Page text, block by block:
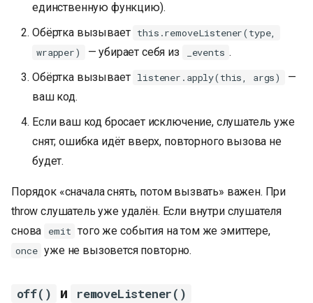
единственную функцию).
Обёртка вызывает this.removeListener(type,
wrapper)
— убирает себя из _events .
Обёртка вызывает listener.apply(this, args)
—
ваш код.
Если ваш код бросает исключение, слушатель уже
снят; ошибка идёт вверх, повторного вызова не
будет.
Порядок «сначала снять, потом вызвать» важен. При
throw слушатель уже удалён. Если внутри слушателя
снова
emit того же события на том же эмиттере,
once уже не вызовется повторно.
off() и removeListener()